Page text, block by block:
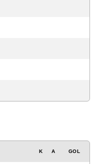
K A GOL